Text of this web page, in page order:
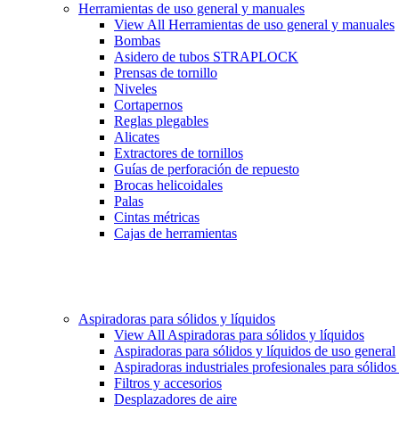
Herramientas de uso general y manuales
View All Herramientas de uso general y manuales
Bombas
Asidero de tubos STRAPLOCK
Prensas de tornillo
Niveles
Cortapernos
Reglas plegables
Alicates
Extractores de tornillos
Guías de perforación de repuesto
Brocas helicoidales
Palas
Cintas métricas
Cajas de herramientas
Aspiradoras para sólidos y líquidos
View All Aspiradoras para sólidos y líquidos
Aspiradoras para sólidos y líquidos de uso general
Aspiradoras industriales profesionales para
Filtros y accesorios
Desplazadores de aire